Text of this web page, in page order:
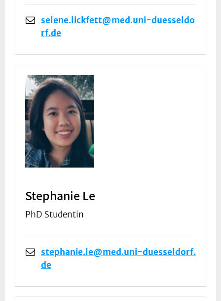
selene.lickfett@med.uni-duesseldo
rf.de
Stephanie Le
PhD Studentin
stephanie.le@med.uni-duesseldorf.
de